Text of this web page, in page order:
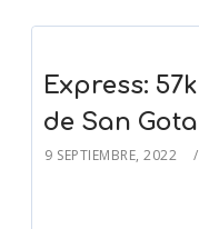
Express:
de San
9 SEPTIEMBRE, 2022